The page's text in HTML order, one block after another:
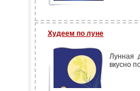
Худеем по луне
Лунная
вкусно